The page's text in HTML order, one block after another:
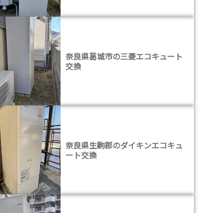
奈良県葛城市の三菱エコキュート
交換
奈良県生駒郡のダイキンエコキュ
ート交換